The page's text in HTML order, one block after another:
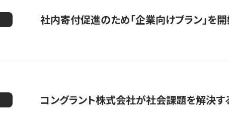
社内寄付促進のため「企業向けプラン」を
コングラント株式会社が社会課題を解決